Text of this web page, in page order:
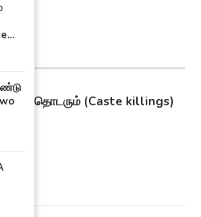
தொடரும் (Caste killings)